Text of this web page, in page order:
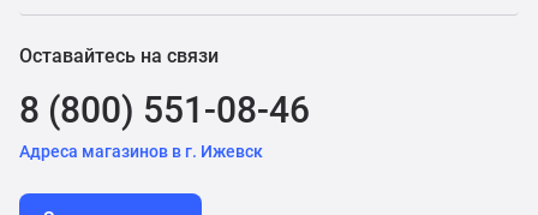
Оставайтесь на связи
8 (800) 551-08-46
Адреса магазинов в г. Ижевск